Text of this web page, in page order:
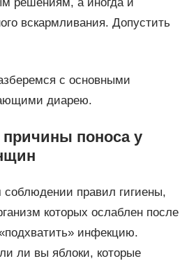
решениям, а иногда и
вскармливания. Допустить
с основными
диарею.
причины поноса у
соблюдении правил гигиены,
которых ослаблен после
инфекцию.
ли вы яблоки, которые